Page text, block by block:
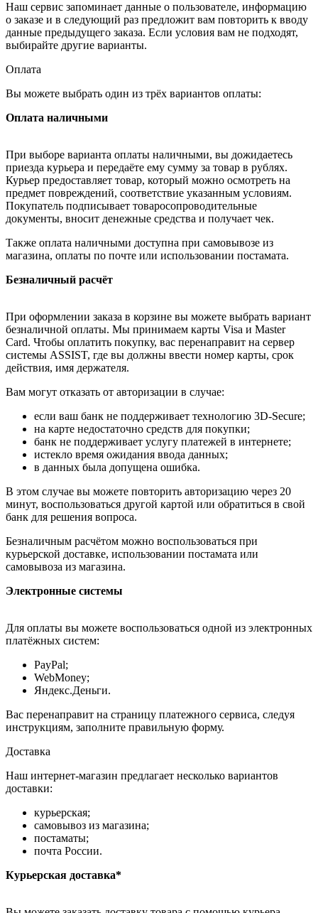
Наш сервис запоминает данные о пользователе, информацию
о заказе и в следующий раз предложит вам повторить к вводу
данные предыдущего заказа. Если условия вам не подходят,
выбирайте другие варианты.
Оплата
Вы можете выбрать один из трёх вариантов оплаты:
Оплата наличными
При выборе варианта оплаты наличными, вы дожидаетесь
приезда курьера и передаёте ему сумму за товар в рублях.
Курьер предоставляет товар, который можно осмотреть на
предмет повреждений, соответствие указанным условиям.
Покупатель подписывает товаросопроводительные
документы, вносит денежные средства и получает чек.
Также оплата наличными доступна при самовывозе из
магазина, оплаты по почте или использовании постамата.
Безналичный расчёт
При оформлении заказа в корзине вы можете выбрать вариант
безналичной оплаты. Мы принимаем карты Visa и Master
Card. Чтобы оплатить покупку, вас перенаправит на сервер
системы ASSIST, где вы должны ввести номер карты, срок
действия, имя держателя.
Вам могут отказать от авторизации в случае:
если ваш банк не поддерживает технологию 3D-Secure;
на карте недостаточно средств для покупки;
банк не поддерживает услугу платежей в интернете;
истекло время ожидания ввода данных;
в данных была допущена ошибка.
В этом случае вы можете повторить авторизацию через 20
минут, воспользоваться другой картой или обратиться в свой
банк для решения вопроса.
Безналичным расчётом можно воспользоваться при
курьерской доставке, использовании постамата или
самовывоза из магазина.
Электронные системы
Для оплаты вы можете воспользоваться одной из электронных
платёжных систем:
PayPal;
WebMoney;
Яндекс.Деньги.
Вас перенаправит на страницу платежного сервиса, следуя
инструкциям, заполните правильную форму.
Доставка
Наш интернет-магазин предлагает несколько вариантов
доставки:
курьерская;
самовывоз из магазина;
постаматы;
почта России.
Курьерская доставка*